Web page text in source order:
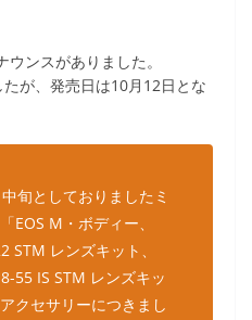
ンスがありました。
が、発売日は10月12日とな
旬としておりましたミ
EOS M・ボディー、
STM レンズキット、
55 IS STM レンズキッ
クセサリーにつきまし